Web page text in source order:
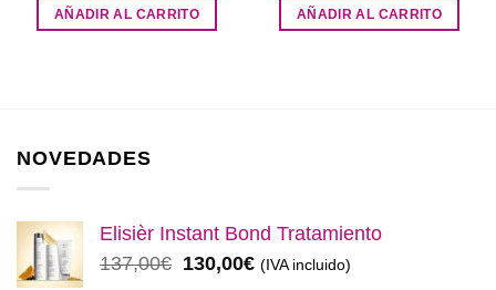
AÑADIR AL CARRITO AÑADIR AL CARRITO
NOVEDADES
Elisièr Instant Bond Tratamiento
137,00€ El
130,00€El(IVA incluido)